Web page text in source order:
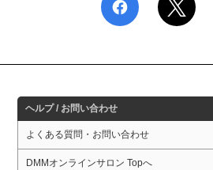
ヘルプ / お問い合わせ
よくある質問・お問い合わせ
DMMオンラインサロン Topへ